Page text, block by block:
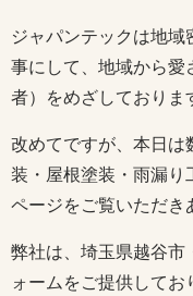
ジャパンテックは地
事にして、地域から愛
者）をめざしておりま
改めてですが、本日は
装・屋根塗装・雨漏り
ページをご覧いただき
弊社は、埼玉県越谷市
ォームをご提供して